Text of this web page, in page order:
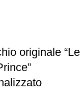
originale “Le